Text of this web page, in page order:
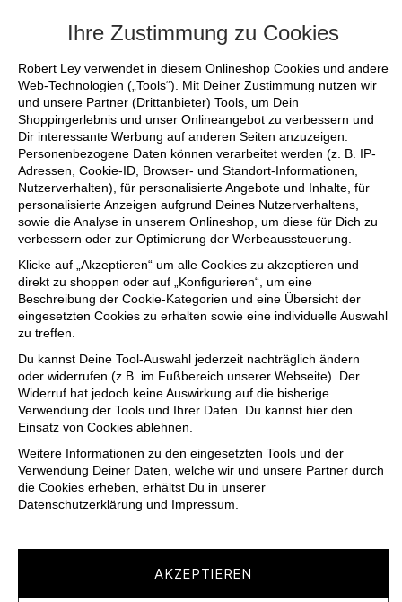
Ihre Zustimmung zu Cookies
Robert Ley verwendet in diesem Onlineshop Cookies und andere
Web-Technologien („Tools“). Mit Deiner Zustimmung nutzen wir
und unsere Partner (Drittanbieter) Tools, um Dein
Shoppingerlebnis und unser Onlineangebot zu verbessern und
Dir interessante Werbung auf anderen Seiten anzuzeigen.
Personenbezogene Daten können verarbeitet werden (z. B. IP-
Adressen, Cookie-ID, Browser- und Standort-Informationen,
Nutzerverhalten), für personalisierte Angebote und Inhalte, für
personalisierte Anzeigen aufgrund Deines Nutzerverhaltens,
sowie die Analyse in unserem Onlineshop, um diese für Dich zu
verbessern oder zur Optimierung der Werbeaussteuerung.
Klicke auf „Akzeptieren“ um alle Cookies zu akzeptieren und
direkt zu shoppen oder auf „Konfigurieren“, um eine
Beschreibung der Cookie-Kategorien und eine Übersicht der
eingesetzten Cookies zu erhalten sowie eine individuelle Auswahl
zu treffen.
Du kannst Deine Tool-Auswahl jederzeit nachträglich ändern
oder widerrufen (z.B. im Fußbereich unserer Webseite). Der
Widerruf hat jedoch keine Auswirkung auf die bisherige
Verwendung der Tools und Ihrer Daten. Du kannst hier den
Einsatz von Cookies ablehnen.
Weitere Informationen zu den eingesetzten Tools und der
Verwendung Deiner Daten, welche wir und unsere Partner durch
die Cookies erheben, erhältst Du in unserer
Datenschutzerklärung und Impressum.
AKZEPTIEREN